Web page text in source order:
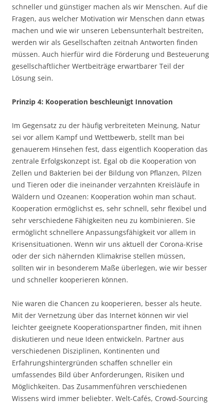
schneller und günstiger machen als wir Menschen. Auf die
Fragen, aus welcher Motivation wir Menschen dann etwas
machen und wie wir unseren Lebensunterhalt bestreiten,
werden wir als Gesellschaften zeitnah Antworten finden
müssen. Auch hierfür wird die Förderung und Besteuerung
gesellschaftlicher Wertbeiträge erwartbarer Teil der
Lösung sein.
Prinzip 4: Kooperation beschleunigt Innovation
Im Gegensatz zu der häufig verbreiteten Meinung, Natur
sei vor allem Kampf und Wettbewerb, stellt man bei
genauerem Hinsehen fest, dass eigentlich Kooperation das
zentrale Erfolgskonzept ist. Egal ob die Kooperation von
Zellen und Bakterien bei der Bildung von Pflanzen, Pilzen
und Tieren oder die ineinander verzahnten Kreisläufe in
Wäldern und Ozeanen: Kooperation wohin man schaut.
Kooperation ermöglichst es, sehr schnell, sehr flexibel und
sehr verschiedene Fähigkeiten neu zu kombinieren. Sie
ermöglicht schnellere Anpassungsfähigkeit vor allem in
Krisensituationen. Wenn wir uns aktuell der Corona-Krise
oder der sich nähernden Klimakrise stellen müssen,
sollten wir in besonderem Maße überlegen, wie wir besser
und schneller kooperieren können.
Nie waren die Chancen zu kooperieren, besser als heute.
Mit der Vernetzung über das Internet können wir viel
leichter geeignete Kooperationspartner finden, mit ihnen
diskutieren und neue Ideen entwickeln. Partner aus
verschiedenen Disziplinen, Kontinenten und
Erfahrungshintergründen schaffen schneller ein
umfassendes Bild über Anforderungen, Risiken und
Möglichkeiten. Das Zusammenführen verschiedenen
Wissens wird immer beliebter. Welt-Cafés, Crowd-Sourcing